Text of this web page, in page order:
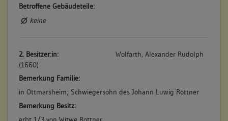
Entzseiten ... Eine Scheuren, grad von dieser Behausung
hinüber, neben Michel Miller und Gottlieb Blumhardts
Hofreithe". Weil der Käufer "des Schreibens ohnerfahren",
Betroffene Gebäudeteile:
keine
5. Bauphase:
Betroffene Gebäudeteile:
keine
2. Besitzer:in:
(1660)
Wolfarth, Alexander Rudolph
Bemerkung Familie:
in Ottmarsheim; Schwiegersohn des Johann Luwig Rottner
Bemerkung Besitz: